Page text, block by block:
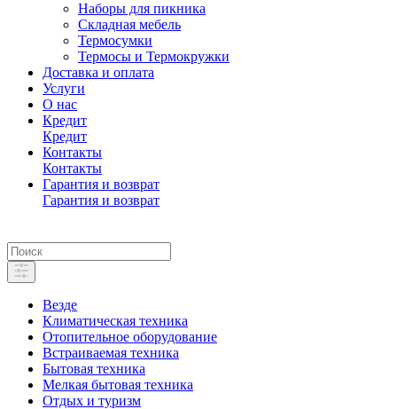
Наборы для пикника
Складная мебель
Термосумки
Термосы и Термокружки
Доставка и оплата
Услуги
О нас
Кредит
Кредит
Контакты
Контакты
Гарантия и возврат
Гарантия и возврат
Везде
Климатическая техника
Отопительное оборудование
Встраиваемая техника
Бытовая техника
Мелкая бытовая техника
Отдых и туризм